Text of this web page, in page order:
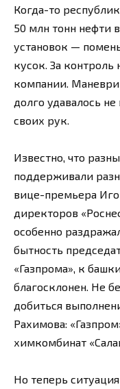
Когда-то
50 млн тонн нефти
установок —
кусок. За
компании.
долго удавалось
своих рук.
Известно, что
поддерживали
вице-премьера
директоров
особенно
бытность
«Газпрома», к
благосклонен. Не
добиться
Рахимова:
химкомбинат
Но теперь